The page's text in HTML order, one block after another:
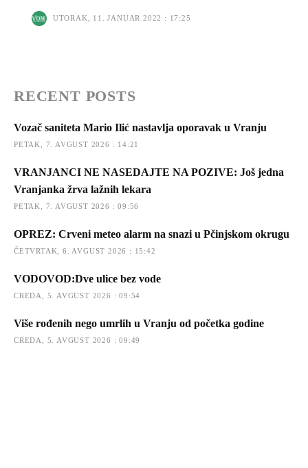
UTORAK, 11. JANUAR 2022 : 17:25
RECENT POSTS
Vozač saniteta Mario Ilić nastavlja oporavak u Vranju
PETAK, 7. AVGUST 2026 : 14:21
VRANJANCI NE NASEDAJTE NA POZIVE: Još jedna
Vranjanka žrva lažnih lekara
PETAK, 7. AVGUST 2026 : 09:56
OPREZ: Crveni meteo alarm na snazi u Pčinjskom okrugu
ČETVRTAK, 6. AVGUST 2026 : 15:42
VODOVOD:Dve ulice bez vode
CREDA, 5. AVGUST 2026 : 09:54
Više rođenih nego umrlih u Vranju od početka godine
CREDA, 5. AVGUST 2026 : 09:49